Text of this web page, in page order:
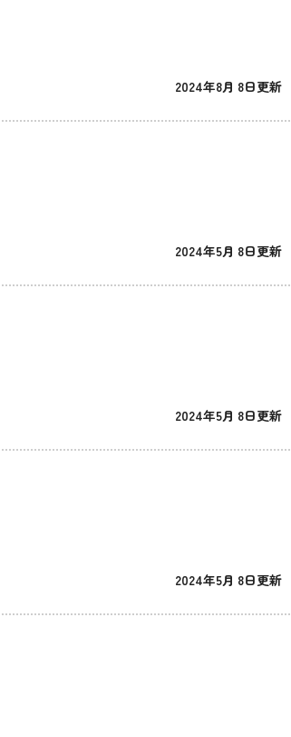
2024年8月 8日更新
2024年5月 8日更新
2024年5月 8日更新
2024年5月 8日更新